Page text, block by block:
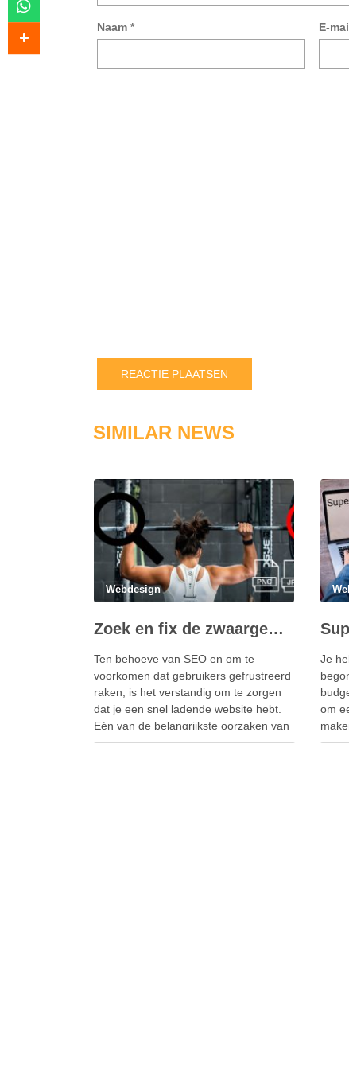
Naam * E-
SIMILAR NEWS
Webdesign
Zoek en fix de zwaargewichten: grote afbeeldingen op jouw website lokaliseren
Ten behoeve van SEO en om te
voorkomen dat gebruikers gefrustreerd
raken, is het verstandig om te zorgen
dat je een snel ladende website hebt.
Eén van de belangrijkste oorzaken van
trages websites en lange laadtijden zijn
Je
om
Op